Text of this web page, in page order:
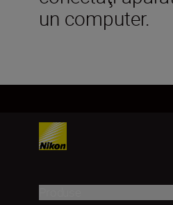
un computer.